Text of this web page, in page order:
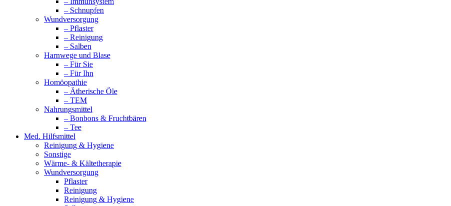
– Schnupfen
Wundversorgung
– Pflaster
– Reinigung
– Salben
Harnwege und Blase
– Für Sie
– Für Ihn
Homöopathie
– Ätherische Öle
– TEM
Nahrungsmittel
– Bonbons & Fruchtbären
– Tee
Med. Hilfsmittel
Reinigung & Hygiene
Sonstige
Wärme- & Kältetherapie
Wundversorgung
Pflaster
Reinigung
Reinigung & Hygiene